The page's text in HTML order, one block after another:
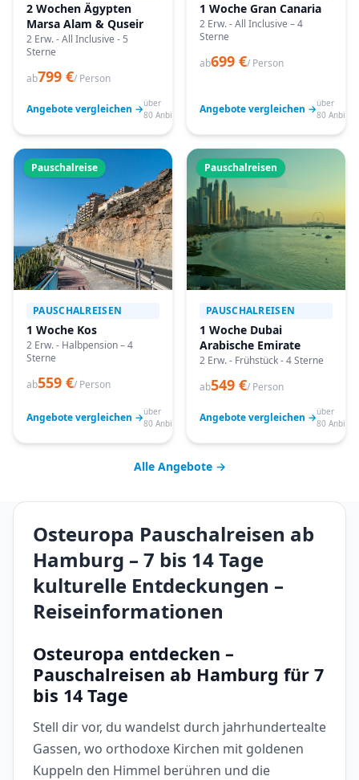
2 Wochen Ägypten
Marsa Alam & Quseir
2 Erw. - All Inclusive - 5
Sterne
ab799 €/ Person
Angebote vergleichen →über
80 Anbieter
1 Woche Gran Canaria
2 Erw. - All Inclusive – 4
Sterne
ab699 €/ Person
Angebote vergleichen →über
80
Pauschalreise
PAUSCHALREISEN
1 Woche Kos
2 Erw. - Halbpension – 4
Sterne
ab559 €/ Person
Angebote vergleichen →über
80 Anbieter
Pauschalreisen
PAUSCHALREISEN
1 Woche Dubai
Arabische Emirate
2 Erw. - Frühstück - 4 Sterne
ab549 €/ Person
Angebote vergleichen →über
80
Alle Angebote →
Osteuropa Pauschalreisen ab
Hamburg – 7 bis 14 Tage
kulturelle Entdeckungen –
Reiseinformationen
Osteuropa entdecken –
Pauschalreisen ab Hamburg für 7
bis 14 Tage
Stell dir vor, du wandelst durch jahrhundertealte
Gassen, wo orthodoxe Kirchen mit goldenen
Kuppeln den Himmel berühren und die